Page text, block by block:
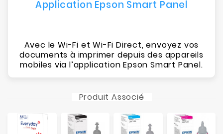
Application Epson Smart Panel
Avec le Wi-Fi et Wi-Fi Direct, envoyez vos
documents à imprimer depuis des appareils
mobiles via l’application Epson Smart Panel.
Produit Associé